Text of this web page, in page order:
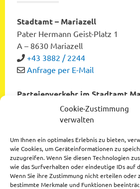
Cookie-Zustimmung
verwalten
Um Ihnen ein optimales Erlebnis zu bieten,
wie Cookies, um Geräteinformationen zu
zuzugreifen. Wenn Sie diesen Technologien
wie das Surfverhalten oder eindeutige IDs auf
Wenn Sie ihre Zustimmung nicht erteilen oder
bestimmte Merkmale und Funktionen
Stadtamt – Mariazell
Pater Hermann Geist-Platz 1
A – 8630 Mariazell
+43 3882 / 2244
Anfrage per E-Mail
Parteienverkehr im Stadtamt
Montag bis Freitag von 8:00 bis
Dienstag und Donnerstag von
Datenschutzerklärung
Impressum